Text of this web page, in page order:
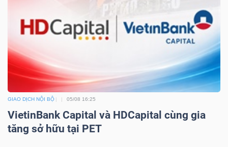
GIAO DỊCH NỘI BỘ 05/08 16:25
VietinBank Capital và HDCapital cùng gia
tăng sở hữu tại PET
Sách
chính